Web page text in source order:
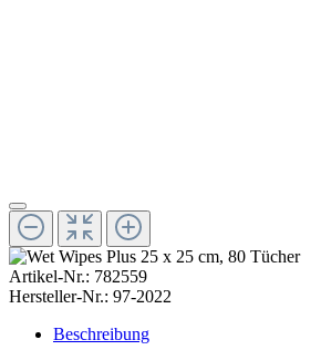
Artikel-Nr.: 782559
Hersteller-Nr.: 97-2022
Beschreibung